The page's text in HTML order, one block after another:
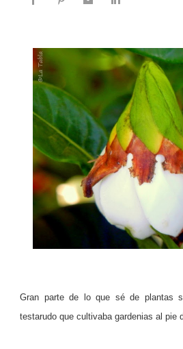
Gran parte de lo que sé de plantas
testarudo que cultivaba gardenias al pie